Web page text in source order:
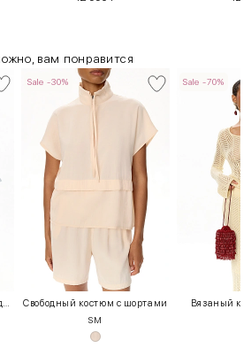
вам понравится
Базовый костюм с велосипедками
Sale -30%
Свободный костюм с шортами
SM
Sale -70%
Вязаный